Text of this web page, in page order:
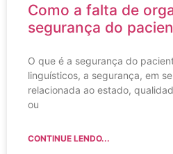
Como a falta de
segurança do
O que é a segurança do
linguísticos, a segurança, em
relacionada ao estado,
ou
CONTINUE LENDO...